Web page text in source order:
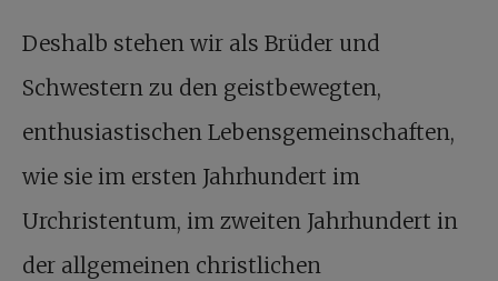
Deshalb stehen wir als Brüder und
Schwestern zu den geistbewegten,
enthusiastischen Lebensgemeinschaften,
wie sie im ersten Jahrhundert im
Urchristentum, im zweiten Jahrhundert in
der allgemeinen christlichen